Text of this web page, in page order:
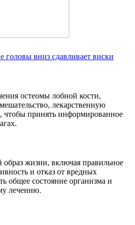
головы вниз сдавливает виски
остеомы лобной кости,
лекарственную
чтобы принять информированное
жизни, включая правильное
и отказ от вредных
общее состояние организма и
лечению.